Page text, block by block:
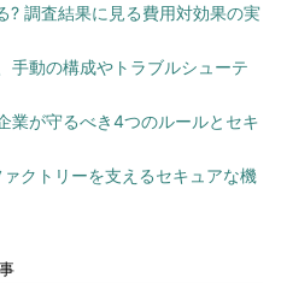
? 調査結果に見る費用対効果の実
手動の構成やトラブルシューテ
業が守るべき4つのルールとセキ
クトリーを支えるセキュアな機